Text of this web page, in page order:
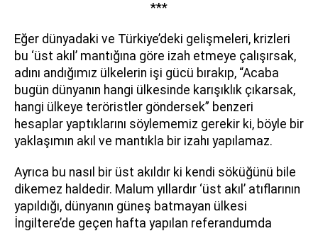
***
Eğer dünyadaki ve Türkiye’deki gelişmeleri, krizleri
bu ‘üst akıl’ mantığına göre izah etmeye çalışırsak,
adını andığımız ülkelerin işi gücü bırakıp, “Acaba
bugün dünyanın hangi ülkesinde karışıklık çıkarsak,
hangi ülkeye teröristler göndersek” benzeri
hesaplar yaptıklarını söylememiz gerekir ki, böyle bir
yaklaşımın akıl ve mantıkla bir izahı yapılamaz.
Ayrıca bu nasıl bir üst akıldır ki kendi söküğünü bile
dikemez haldedir. Malum yıllardır ‘üst akıl’ atıflarının
yapıldığı, dünyanın güneş batmayan ülkesi
İngiltere’de geçen hafta yapılan referandumda